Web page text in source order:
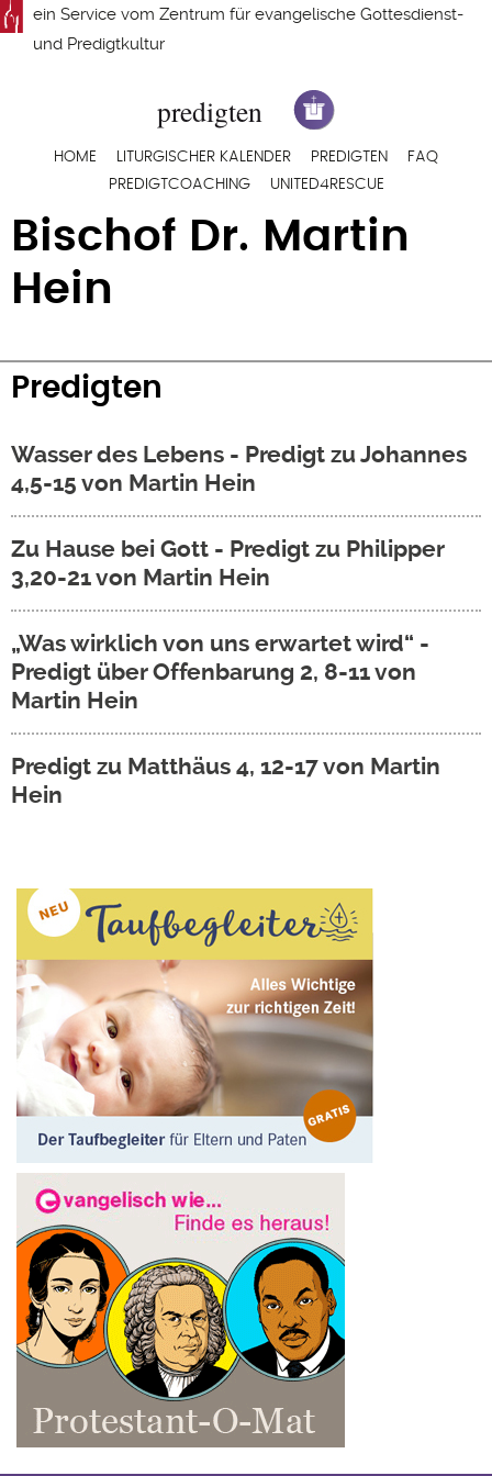
Direkt
zum
ein Service vom Zentrum für evangelische Gottesdienst-
und Predigtkultur
Hauptnavigation
HOME LITURGISCHER KALENDER PREDIGTEN
FAQ
PREDIGTCOACHING
UNITED4RESCUE
Bischof Dr. Martin
Hein
Predigten
Wasser des Lebens - Predigt zu Johannes
4,5-15 von Martin Hein
Zu Hause bei Gott - Predigt zu Philipper
3,20-21 von Martin Hein
„Was wirklich von uns erwartet wird“ -
Predigt über Offenbarung 2, 8-11 von
Martin Hein
Predigt zu Matthäus 4, 12-17 von Martin
Hein